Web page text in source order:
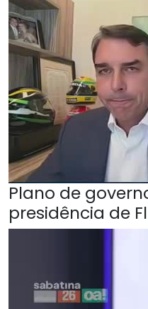
Plano de
presidência de